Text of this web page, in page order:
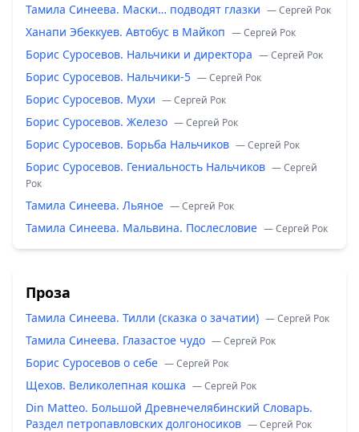
Тамила Синеева. Маски… подводят глазки — Сергей Рок
Ханапи Эбеккуев. Автобус в Майкоп — Сергей Рок
Борис Суросевов. Нальчики и директора — Сергей Рок
Борис Суросевов. Нальчики-5 — Сергей Рок
Борис Суросевов. Мухи — Сергей Рок
Борис Суросевов. Железо — Сергей Рок
Борис Суросевов. Борьба Нальчиков — Сергей Рок
Борис Суросевов. Гениальность Нальчиков — Сергей
Рок
Тамила Синеева. Льяное — Сергей Рок
Тамила Синеева. Мальвина. Послесловие — Сергей Рок
Проза
Тамила Синеева. Тилли (сказка о зачатии) — Сергей Рок
Тамила Синеева. Глазастое чудо — Сергей Рок
Борис Суросевов о себе — Сергей Рок
Щехов. Великолепная кошка — Сергей Рок
Din Matteo. Большой Древнечелябинский Словарь.
Раздел петропавловских долгоносиков — Сергей Рок